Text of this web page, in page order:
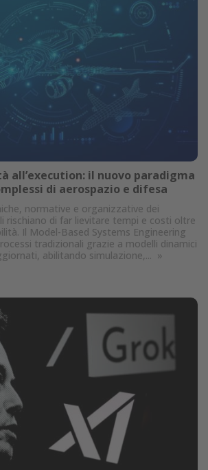
all’execution: il nuovo paradigma
di aerospazio e difesa
normative e organizzative dei
rischiano di far lievitare tempi e costi oltre
Il Model-Based Systems Engineering
tradizionali grazie a modelli dinamici
abilitando simulazione,... »